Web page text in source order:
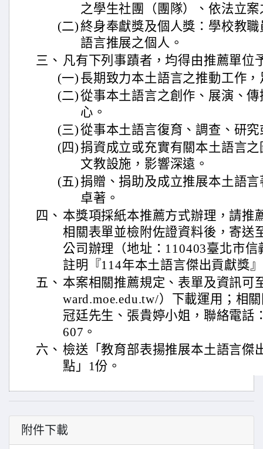
之學生社團（團隊）、依法立
(二) 終身奉獻獎及個人獎：學校教
語言推展之個人。
三、 凡有下列事蹟者，均得由推薦單位
(一) 長期致力本土語言之推動工作
(二)從事本土語言之創作、展演、
心。
(三)從事本土語言復育、調查、研
(四) 捐資成立或充實有關本土語言
文教設施，影響深遠。
(五) 捐贈、捐助及成立推展本土語
卓著。
四、 本獎項採紙本推薦方式辦理，請推
相關表單並檢附佐證資料後，寄送
公司辦理（地址：110403臺北市
註明『114年本土語言傑出貢獻獎
五、 本案相關推薦規定、表單及資訊可
ward.moe.edu.tw/）下載運用；相
冠廷先生、張貴婷小姐，聯絡電話
607。
六、 檢送「教育部表揚推展本土語言傑
點」1份。
附件下載